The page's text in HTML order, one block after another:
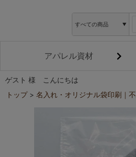
アパレル資材
ゲスト 様 こんにちは
トップ 名入れ・オリジナル袋印刷｜